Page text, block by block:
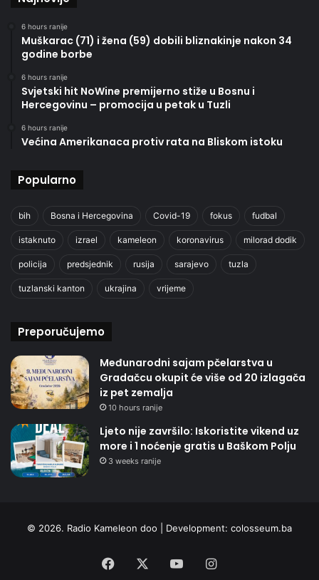
6 hours ranije
Muškarac (71) i žena (59) dobili bliznakinje nakon 34
godine borbe
6 hours ranije
Svjetski hit NoWine premijerno stiže u Bosnu i
Hercegovinu – promocija u petak u Tuzli
6 hours ranije
Većina Amerikanaca protiv rata na Bliskom istoku
Popularno
bih Bosna i Hercegovina Covid-19 fokus fudbal
istaknuto izrael kameleon koronavirus milorad dodik
policija predsjednik rusija sarajevo tuzla
tuzlanski kanton ukrajina vrijeme
Preporučujemo
Međunarodni sajam pčelarstva u
Gradačcu okupit će više od 20 izlagača
iz pet zemalja
10 hours ranije
Ljeto nije završilo: Iskoristite vikend uz
more i 1 noćenje gratis u Baškom Polju
3 weeks ranije
© 2026. Radio Kameleon doo | Development: colosseum.ba
Facebook YouTubeInstagram